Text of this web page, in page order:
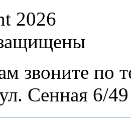
2026
звоните по
Сенная 6/49